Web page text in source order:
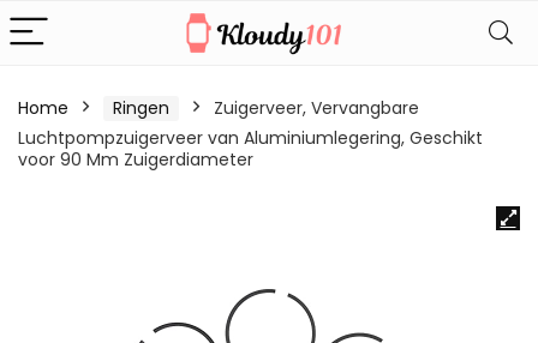
Home Ringen
Zuigerveer, Vervangbare
Luchtpompzuigerveer van Aluminiumlegering, Geschikt
voor 90 Mm Zuigerdiameter